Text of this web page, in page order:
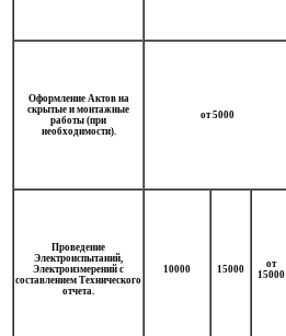
Оформление Актов на
скрытые и монтажные
работы (при
необходимости).
от 5000
Проведение
Электроиспытаний,
Электроизмерений с
составлением Технического
отчета.
10000 15000
от
15000